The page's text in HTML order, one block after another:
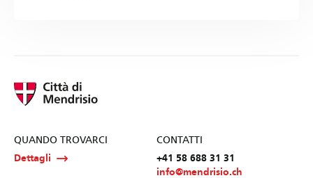
QUANDO TROVARCI
Dettagli
CONTATTI
+41 58 688 31 31
info@mendrisio.ch